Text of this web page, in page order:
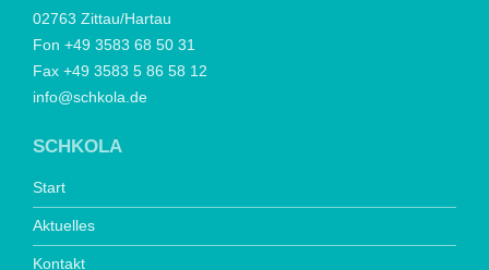
02763 Zittau/Hartau
Fon +49 3583 68 50 31
Fax +49 3583 5 86 58 12
info@schkola.de
SCHKOLA
Start
Aktuelles
Kontakt